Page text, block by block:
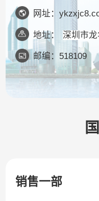
网址：
地址： 深圳市
邮编：518109
销售一部